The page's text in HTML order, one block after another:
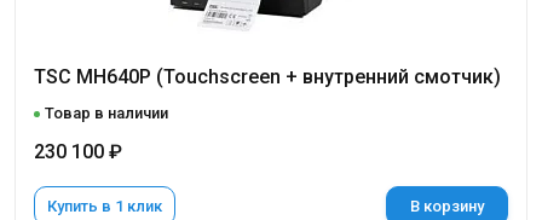
TSC MH640P (Touchscreen + внутренний смотчик)
Товар в наличии
230 100 ₽
Купить в 1 клик В корзину